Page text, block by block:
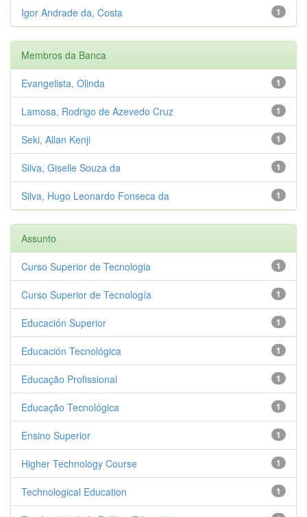
1
Igor Andrade da, Costa
Membros da Banca
1
Evangelista, Olinda
1
Lamosa, Rodrigo de Azevedo Cruz
1
Seki, Allan Kenji
1
Silva, Giselle Souza da
1
Silva, Hugo Leonardo Fonseca da
Assunto
1
Curso Superior de Tecnologia
1
Curso Superior de Tecnología
1
Educación Superior
1
Educación Tecnológica
1
Educação Profissional
1
Educação Tecnológica
1
Ensino Superior
1
Higher Technology Course
1
Technological Education